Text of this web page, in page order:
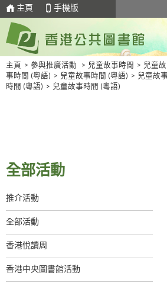
主頁 手機版
主頁 > 參與推廣活動 > 兒童故事時間 > 兒童故
事時間 (粵語) > 兒童故事時間 (粵語) > 兒童故事
時間 (粵語) > 兒童故事時間 (粵語)
全部活動
推介活動
全部活動
香港悅讀周
香港中央圖書館活動